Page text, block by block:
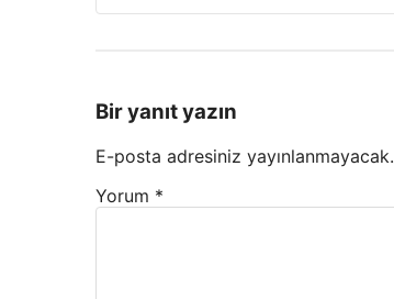
Bir yanıt yazın
E-posta adresiniz yayınlanmayacak.
Yorum *